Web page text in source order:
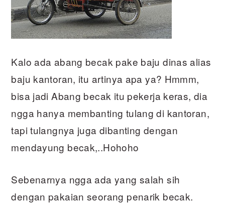
Kalo ada abang becak pake baju dinas alias
baju kantoran, itu artinya apa ya? Hmmm,
bisa jadi Abang becak itu pekerja keras, dia
ngga hanya membanting tulang di kantoran,
tapi tulangnya juga dibanting dengan
mendayung becak,..Hohoho
Sebenarnya ngga ada yang salah sih
dengan pakaian seorang penarik becak.